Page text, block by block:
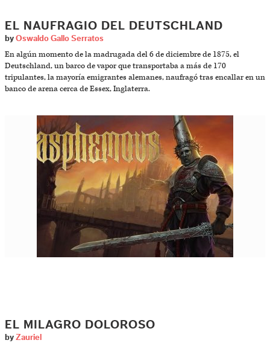
EL NAUFRAGIO DEL DEUTSCHLAND
by Oswaldo Gallo Serratos
En algún momento de la madrugada del 6 de diciembre de 1875, el
Deutschland, un barco de vapor que transportaba a más de 170
tripulantes, la mayoría emigrantes alemanes, naufragó tras encallar en un
banco de arena cerca de Essex, Inglaterra.
EL MILAGRO DOLOROSO
by Zauriel